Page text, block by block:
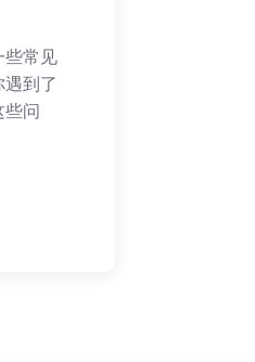
些常见
到了
些问